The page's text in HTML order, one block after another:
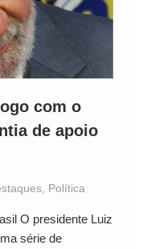
com o
de apoio
, Política
O presidente Luiz
série de